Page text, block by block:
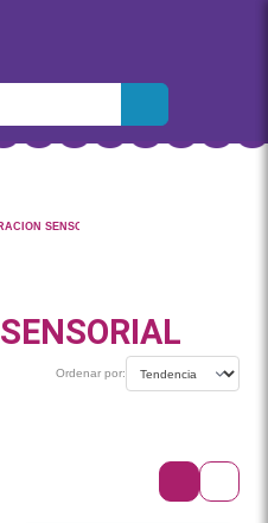
SENSORIAL
Ordenar por: